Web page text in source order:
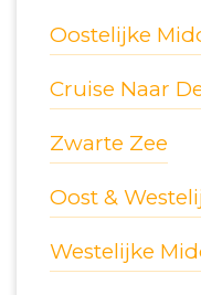
Oostelijke
Cruise Naar
Zwarte Zee
Oost &
Westelijke